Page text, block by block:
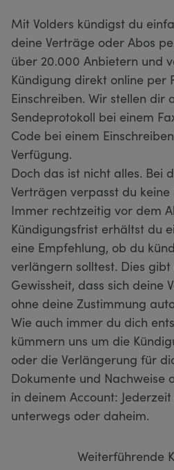
Mit Volders kündigst du
deine Verträge oder Abos
über 20.000 Anbietern und
Kündigung direkt online per
Einschreiben. Wir stellen dir
Sendeprotokoll bei einem
Code bei einem
Verfügung.
Doch das ist nicht alles. Bei
Verträgen verpasst du
Immer rechtzeitig vor dem
Kündigungsfrist erhältst du
eine Empfehlung, ob du
verlängern solltest. Dies
Gewissheit, dass sich deine
ohne deine Zustimmung
Wie auch immer du dich
kümmern uns um die
oder die Verlängerung für
Dokumente und Nachweise
in deinem Account:
unterwegs oder daheim.
Weiterführende